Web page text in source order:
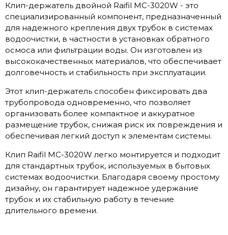
Клип-держатель двойной Raifil MC-3020W - это
специализированный компонент, предназначенный
для надежного крепления двух трубок в системах
водоочистки, в частности в установках обратного
осмоса или фильтрации воды. Он изготовлен из
высококачественных материалов, что обеспечивает
долговечность и стабильность при эксплуатации.
Этот клип-держатель способен фиксировать два
трубопровода одновременно, что позволяет
организовать более компактное и аккуратное
размещение трубок, снижая риск их повреждения и
обеспечивая легкий доступ к элементам системы.
Клип Raifil MC-3020W легко монтируется и подходит
для стандартных трубок, используемых в бытовых
системах водоочистки. Благодаря своему простому
дизайну, он гарантирует надежное удержание
трубок и их стабильную работу в течение
длительного времени.